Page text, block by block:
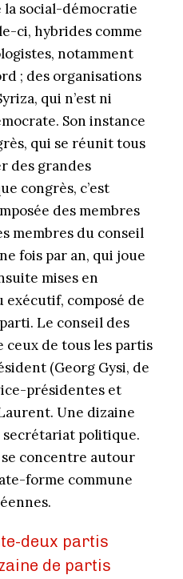
la social-démocratie
ci, hybrides comme
notamment
; des organisations
qui n’est ni
Son instance
qui se réunit tous
des grandes
congrès, c’est
des membres
membres du conseil
fois par an, qui joue
mises en
exécutif, composé de
Le conseil des
de tous les partis
(Georg Gysi, de
présidentes et
Une dizaine
politique.
concentre autour
forme commune
deux partis
de partis